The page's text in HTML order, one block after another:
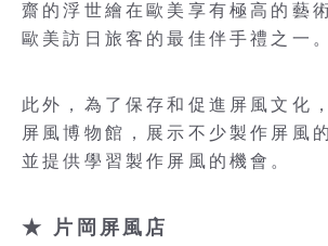
齋的浮世繪在歐美享有極高的藝
歐美訪日旅客的最佳伴手禮之一。
此外，為了保存和促進屏風文化
屏風博物館，展示不少製作屏風
並提供學習製作屏風的機會。
★ 片岡屏風店